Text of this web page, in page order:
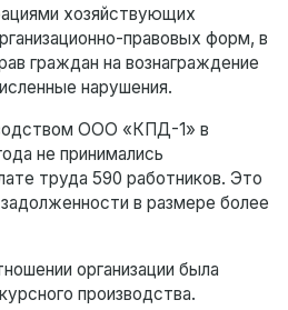
хозяйствующих
правовых форм, в
граждан на вознаграждение
нарушения.
ООО «КПД-1» в
не принимались
труда 590 работников. Это
в размере более
организации была
производства.